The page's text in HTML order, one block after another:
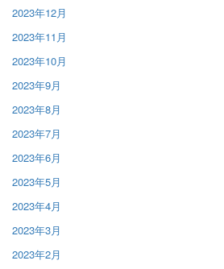
2023年12月
2023年11月
2023年10月
2023年9月
2023年8月
2023年7月
2023年6月
2023年5月
2023年4月
2023年3月
2023年2月